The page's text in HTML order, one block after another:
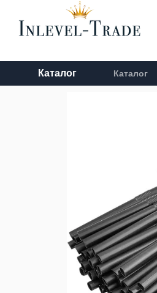
Перейти к основному контенту
Каталог Каталог